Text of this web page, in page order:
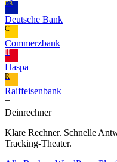
DB
Deutsche Bank
C
Commerzbank
H
Haspa
R
Raiffeisenbank
=
Deinrechner
Klare Rechner. Schnelle
Tracking-Theater.